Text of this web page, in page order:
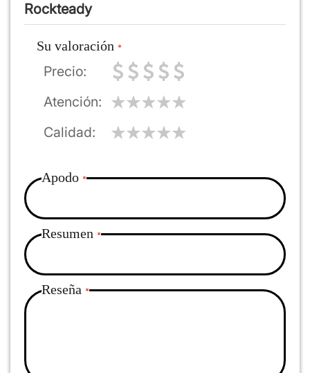
Rockteady
Su valoración
Precio
Atención
Calidad
Apodo
Resumen
Reseña